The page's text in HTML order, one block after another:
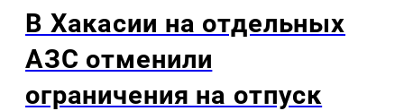
В Хакасии на отдельных
АЗС отменили
ограничения на отпуск